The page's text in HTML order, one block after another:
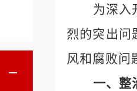
为深入
烈的突出问
风和腐败问
一、整